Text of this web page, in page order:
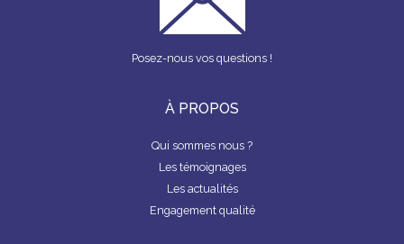
Posez-nous vos questions !
À PROPOS
Qui sommes nous ?
Les témoignages
Les actualités
Engagement qualité